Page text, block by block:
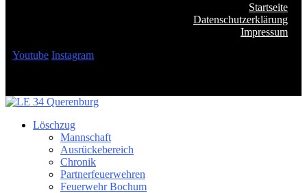
Startseite
Datenschutzerklärung
Impressum
Youtube Instagram
Löschzug
Mannschaft
Ausrückebereich
Chronik
Partnerfeuerwehren
Feuerwehr Bochum